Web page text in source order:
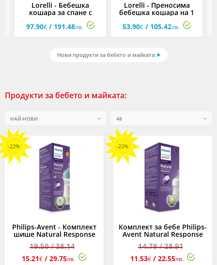
Lorelli - Бебешка
кошара за спане с
подвижна страница
Millie, асортимент
97.90€/ 191.48лв.
Lorelli - Преносима
бебешка кошара на 1
ниво за спане и игра и
лесно сгъване с едно
53.90€/ 105.42лв.
Нови продукти за бебето и майката:
Продукти за бебето и майката:
-22%
Philips-Avent - Комплект
шише Natural Response
3.0 с биберон среден
поток, 260 мл и залъгалка
Ultra Soft 0-6м
19.50/ 38.14
15.21€ / 29.75лв.
-22%
Комплект за бебе Philips-
Avent Natural Response
3.0 - шише 0м+, 125мл и
залъгалка 0-6м
14.78/ 28.91
11.53€ / 22.55лв.